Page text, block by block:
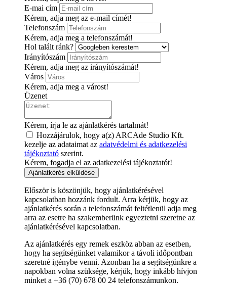
E-mai cím
Kérem, adja meg az e-mail címét!
Telefonszám
Kérem, adja meg a telefonszámát!
Hol talált ránk?
Irányítószám
Kérem, adja meg az irányítószámát!
Város
Kérem, adja meg a várost!
Üzenet
Kérem, írja le az ajánlatkérés tartalmát!
Hozzájárulok, hogy a(z) ARCAde Studio Kft.
kezelje az adataimat az adatvédelmi és adatkezelési
tájékoztató szerint.
Kérem, fogadja el az adatkezelési tájékoztatót!
Ajánlatkérés elküldése
Először is köszönjük, hogy ajánlatkérésével
kapcsolatban hozzánk fordult. Arra kérjük, hogy az
ajánlatkérés során a telefonszámát feltétlenül adja meg
arra az esetre ha szakemberünk egyeztetni szeretne az
ajánlatkérésével kapcsolatban.
Az ajánlatkérés egy remek eszköz abban az esetben,
hogy ha segítségünket valamikor a távoli időpontban
szeretné igénybe venni. Azonban ha a segítségünkre a
napokban volna szüksége, kérjük, hogy inkább hívjon
minket a +36 (70) 678 00 24 telefonszámunkon.